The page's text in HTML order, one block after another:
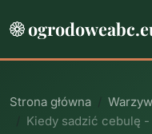
Strona główna
Kiedy sadzić cebulę